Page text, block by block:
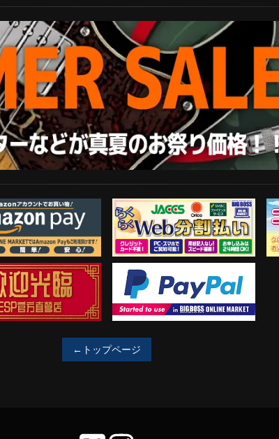
Amazon Pay らくらくWeb分割払い
歓迎工臨 PayPal決済がご利用可能！
←トップページ